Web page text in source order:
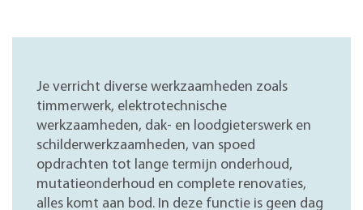
Je verricht diverse werkzaamheden zoals
timmerwerk, elektrotechnische
werkzaamheden, dak- en loodgieterswerk en
schilderwerkzaamheden, van spoed
opdrachten tot lange termijn onderhoud,
mutatieonderhoud en complete renovaties,
alles komt aan bod. In deze functie is geen dag